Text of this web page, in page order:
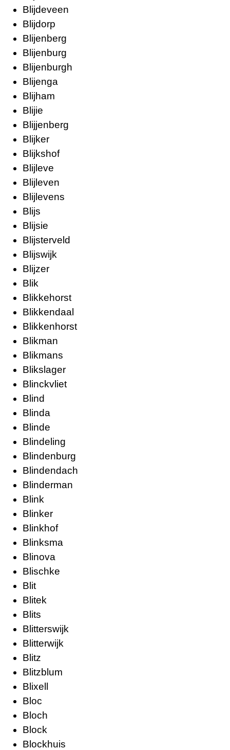
Blijdeveen
Blijdorp
Blijenberg
Blijenburg
Blijenburgh
Blijenga
Blijham
Blijie
Blijjenberg
Blijker
Blijkshof
Blijleve
Blijleven
Blijlevens
Blijs
Blijsie
Blijsterveld
Blijswijk
Blijzer
Blik
Blikkehorst
Blikkendaal
Blikkenhorst
Blikman
Blikmans
Blikslager
Blinckvliet
Blind
Blinda
Blinde
Blindeling
Blindenburg
Blindendach
Blinderman
Blink
Blinker
Blinkhof
Blinksma
Blinova
Blischke
Blit
Blitek
Blits
Blitterswijk
Blitterwijk
Blitz
Blitzblum
Blixell
Bloc
Bloch
Block
Blockhuis